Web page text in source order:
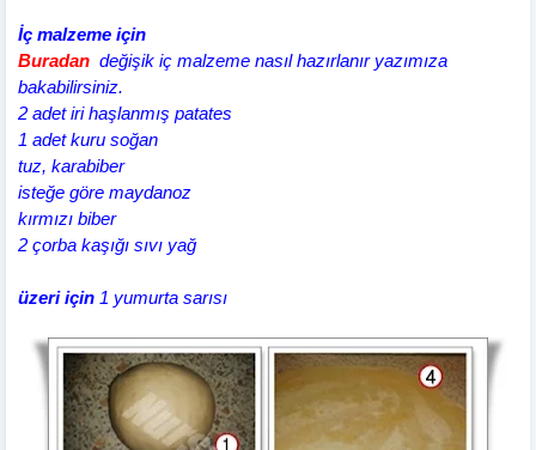
İç malzeme için
Buradan değişik iç malzeme nasıl hazırlanır yazımıza
bakabilirsiniz.
2 adet iri haşlanmış patates
1 adet kuru soğan
tuz, karabiber
isteğe göre maydanoz
kırmızı biber
2 çorba kaşığı sıvı yağ
üzeri için 1 yumurta sarısı